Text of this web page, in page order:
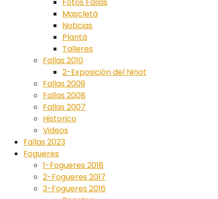
Mascletá
Noticias
Plantà
Talleres
Fallas 2010
2-Exposición del Ninot
Fallas 2009
Fallas 2008
Fallas 2007
Historico
Videos
Fallas 2023
Fogueres
1-Fogueres 2018
2-Fogueres 2017
3-Fogueres 2016